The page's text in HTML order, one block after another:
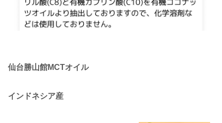
仙台勝山館MCTオイル
インドネシア産